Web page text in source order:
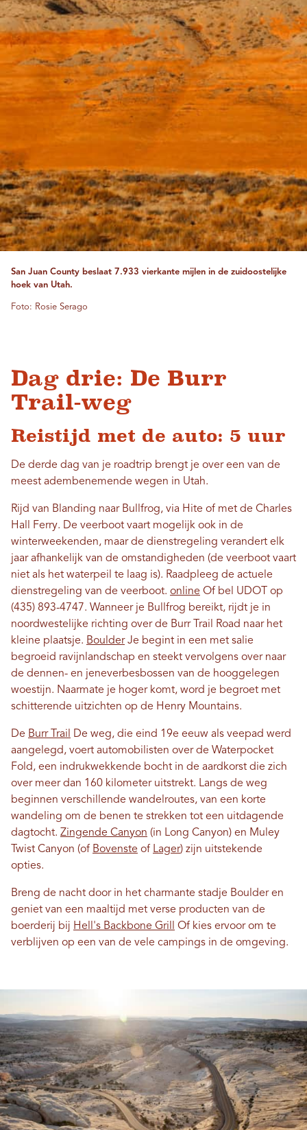
San Juan County beslaat 7.933 vierkante mijlen in de zuidoostelijke
hoek van Utah.
Foto: Rosie Serago
Dag drie: De Burr
Trail-weg
Reistijd met de auto: 5 uur
De derde dag van je roadtrip brengt je over een van de
meest adembenemende wegen in Utah.
Rijd van Blanding naar Bullfrog, via Hite of met de Charles
Hall Ferry. De veerboot vaart mogelijk ook in de
winterweekenden, maar de dienstregeling verandert elk
jaar afhankelijk van de omstandigheden (de veerboot vaart
niet als het waterpeil te laag is). Raadpleeg de actuele
dienstregeling van de veerboot. online Of bel UDOT op
(435) 893-4747. Wanneer je Bullfrog bereikt, rijdt je in
noordwestelijke richting over de Burr Trail Road naar het
kleine plaatsje. BoulderJe begint in een met salie
begroeid ravijnlandschap en steekt vervolgens over naar
de dennen- en jeneverbesbossen van de hooggelegen
woestijn. Naarmate je hoger komt, word je begroet met
schitterende uitzichten op de Henry Mountains.
De Burr Trail De weg, die eind 19e eeuw als veepad werd
aangelegd, voert automobilisten over de Waterpocket
Fold, een indrukwekkende bocht in de aardkorst die zich
over meer dan 160 kilometer uitstrekt. Langs de weg
beginnen verschillende wandelroutes, van een korte
wandeling om de benen te strekken tot een uitdagende
dagtocht. Zingende Canyon (in Long Canyon) en Muley
Twist Canyon (of Bovenste of Lager) zijn uitstekende
opties.
Breng de nacht door in het charmante stadje Boulder en
geniet van een maaltijd met verse producten van de
boerderij bij Hell's Backbone Grill Of kies ervoor om te
verblijven op een van de vele campings in de omgeving.